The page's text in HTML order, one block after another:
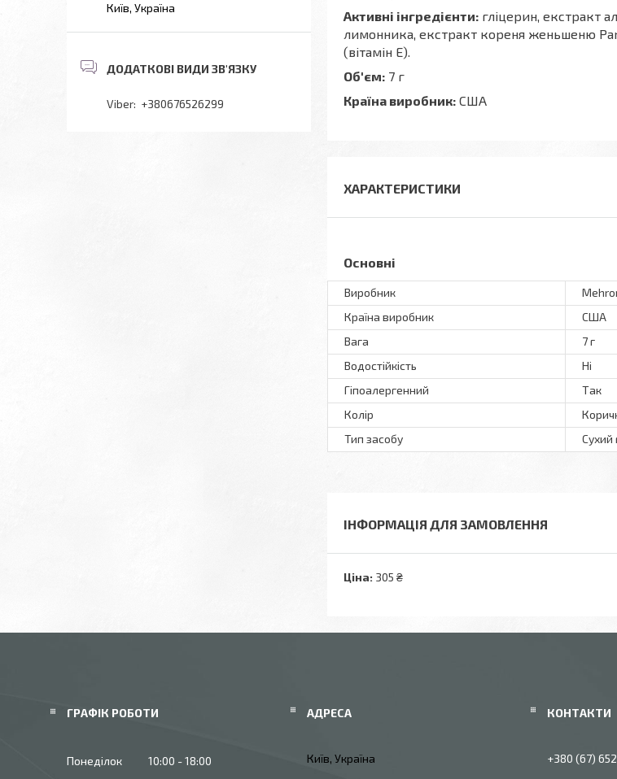
Активні інгредієнти: гліцерин, екстракт
лимонника, екстракт кореня женьшеню
(вітамін Е).
Об'єм: 7 г
Країна виробник: США
ХАРАКТЕРИСТИКИ
Основні
Виробник
Країна виробник
США
Вага
7 г
Водостійкість
Ні
Гіпоалергенний
Так
Колір
Тип засобу
Сухий
ІНФОРМАЦІЯ ДЛЯ ЗАМОВЛЕННЯ
Ціна: 305 ₴
Київ, Україна
+380676526299
ГРАФІК РОБОТИ
Понеділок 10:00 18:00 Київ, Україна +380 (67)